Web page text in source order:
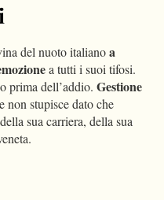
del nuoto italianoa
a tutti i suoi tifosi.
prima dell’addio. Gestione
non stupisce dato che
sua carriera, della sua